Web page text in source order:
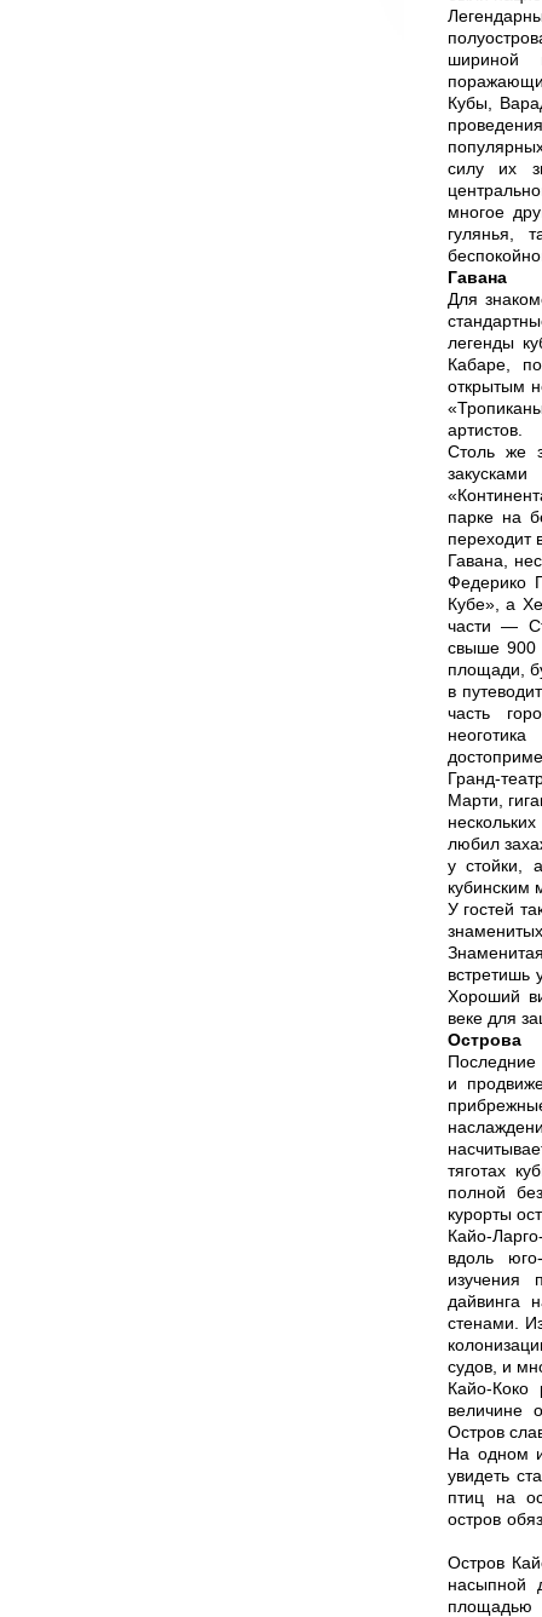
шириной
Кубы,
силу их
многое
гулянья,
Гавана
Для
легенды
Кабаре,
открытым
артистов.
Столь же
парке на
переходит
Гавана,
Федерико
Кубе», а
части —
свыше 900
площади,
в
часть
Гранд-
Марти,
любил
у стойки,
кубинским
У гостей
встретишь
Хороший
веке для
Острова
Последние
и
тяготах
полной
курорты
Кайо-
вдоль
изучения
дайвинга
стенами.
судов, и
Кайо-Коко
величине
Остров
На одном
увидеть
птиц на
остров
Остров
насыпной
площадью